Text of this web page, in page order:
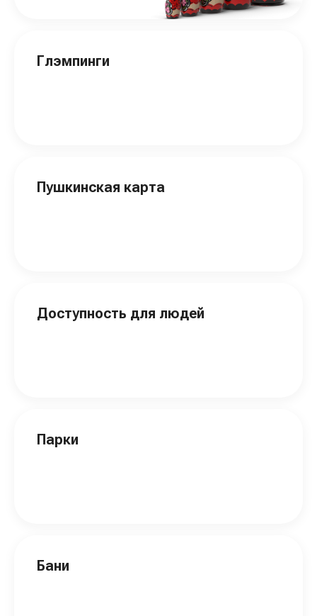
Глэмпинги
Пушкинская карта
Доступность для людей
Парки
Бани